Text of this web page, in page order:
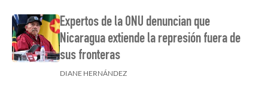
Expertos de la ONU denuncian que
Nicaragua extiende la represión fuera de
sus fronteras
DIANE HERNÁNDEZ